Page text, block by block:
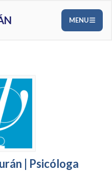
MENU
| Psicóloga